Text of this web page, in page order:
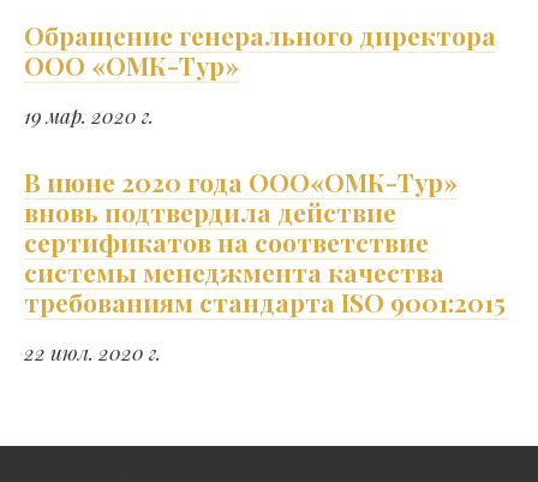
Обращение генерального директора
ООО «ОМК-Тур»
19 мар. 2020 г.
​В июне 2020 года ООО«ОМК-Тур»
вновь подтвердила действие
сертификатов на соответствие
системы менеджмента качества
требованиям стандарта ISO 9001:2015
22 июл. 2020 г.